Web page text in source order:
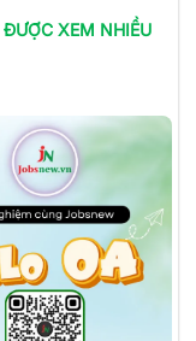
ĐƯỢC XEM NHIỀU